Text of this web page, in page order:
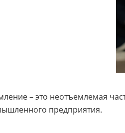
– это неотъемлемая
предприятия.